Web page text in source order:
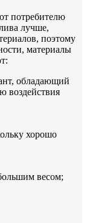
потребителю
лучше,
поэтому
материалы
обладающий
воздействия
хорошо
весом;